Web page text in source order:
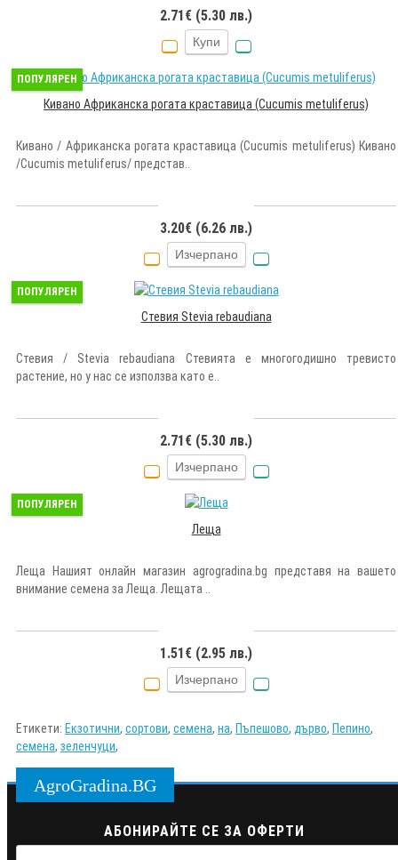
2.71€ (5.30 лв.)
Купи
ПОПУЛЯРЕН
Кивано Африканска рогата краставица (Cucumis metuliferus)
Кивано / Африканска рогата краставица (Cucumis metuliferus) Кивано
/Cucumis metuliferus/ представ..
3.20€ (6.26 лв.)
Изчерпано
ПОПУЛЯРЕН
Стевия Stevia rebaudiana
Стевия / Stevia rebaudiana Стевията е многогодишно тревисто
растение, но у нас се използва като е..
2.71€ (5.30 лв.)
Изчерпано
ПОПУЛЯРЕН
Леща
Леща Нашият онлайн магазин agrogradina.bg представя на вашето
внимание семена за Леща. Лещата ..
1.51€ (2.95 лв.)
Изчерпано
Етикети: Екзотични, сортови, семена, на, Пъпешово, дърво, Пепино,
семена, зеленчуци,
AgroGradina.BG
АБОНИРАЙТЕ СЕ ЗА ОФЕРТИ